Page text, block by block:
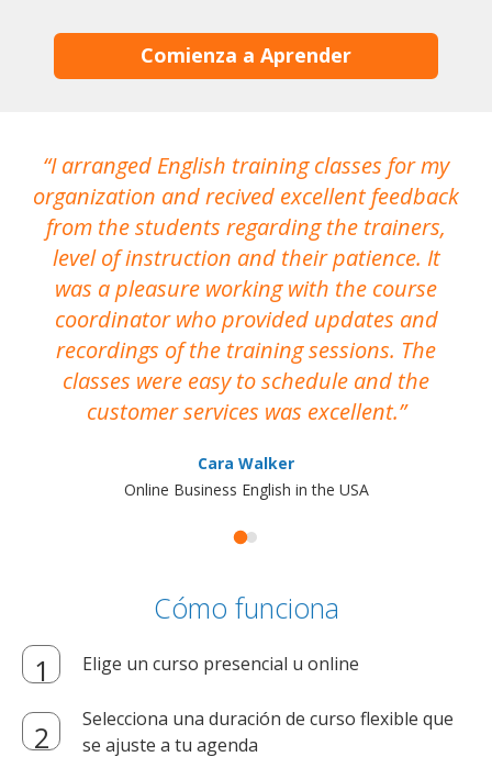
Comienza a Aprender
I arranged English training classes for my
organization and recived excellent feedback
from the students regarding the trainers,
level of instruction and their patience. It
was a pleasure working with the course
coordinator who provided updates and
recordings of the training sessions. The
classes were easy to schedule and the
customer services was excellent.
Cara Walker
Online Business English in the USA
Cómo funciona
Elige un curso presencial u online
Selecciona una duración de curso flexible que
se ajuste a tu agenda